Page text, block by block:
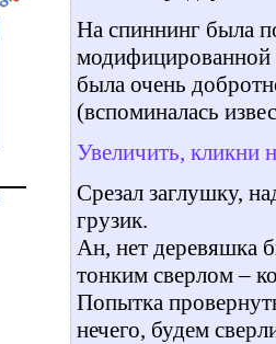
На спиннинг была
модифицированной
была очень
(вспоминалась
Увеличить, кликни
Срезал заглушку,
грузик.
Ан, нет деревяшка
тонким сверлом –
Попытка
нечего, будем